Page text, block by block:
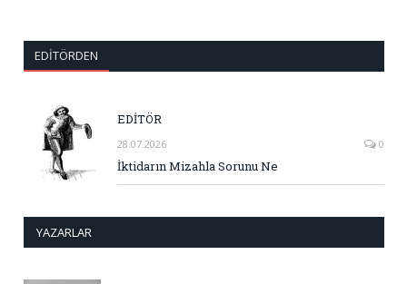
EDITÖRDEN
EDİTÖR
28.07.2026 0
İktidarın Mizahla Sorunu Ne
YAZARLAR